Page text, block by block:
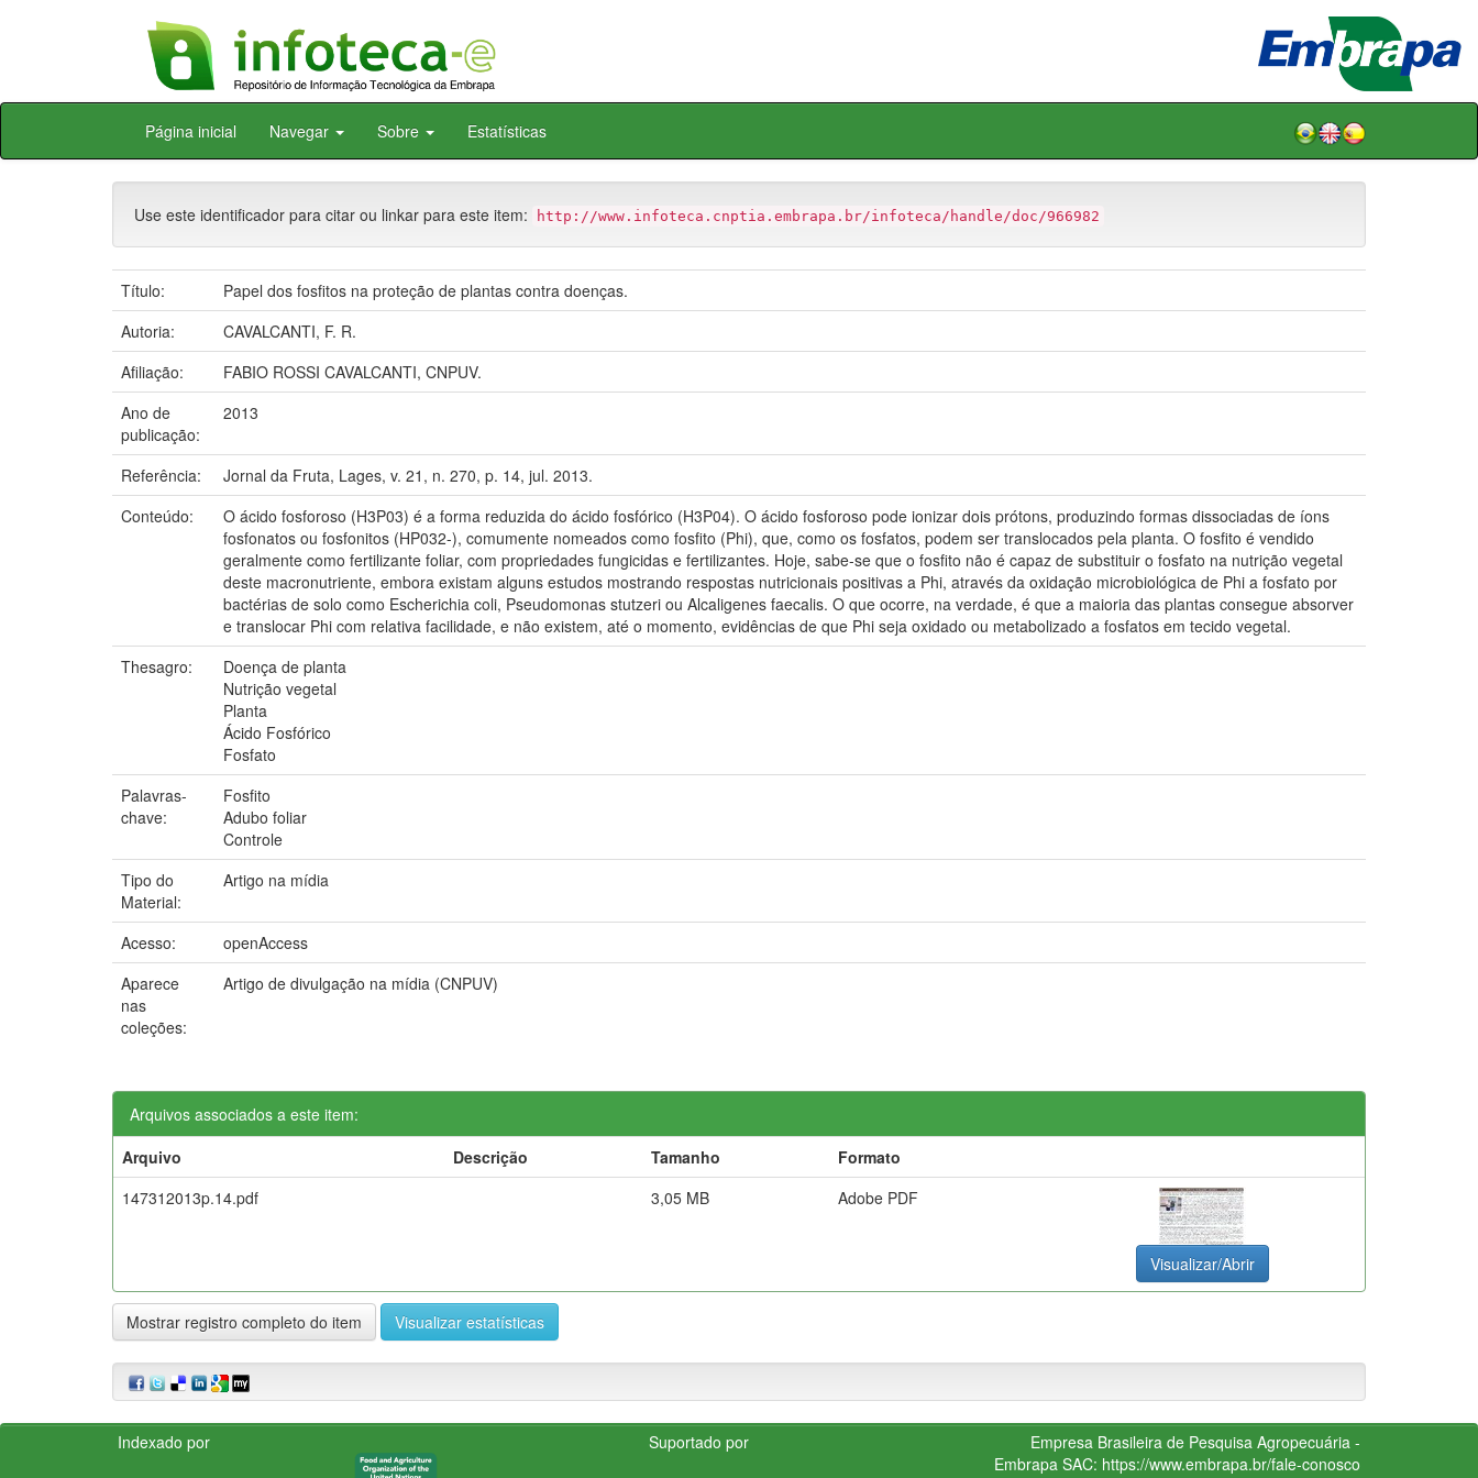
Skip
Página inicial Navegar Sobre Estatísticas
Use este identificador para citar ou linkar para este item: http://www.infoteca.cnptia.embrapa.br/infoteca/handle/doc/966982
Título:
Papel dos fosfitos na proteção de plantas contra doenças.
Autoria:
CAVALCANTI, F. R.
Afiliação:
FABIO ROSSI CAVALCANTI, CNPUV.
Ano de
publicação:
2013
Referência:
Jornal da Fruta, Lages, v. 21, n. 270, p. 14, jul. 2013.
Conteúdo:
O ácido fosforoso (H3P03) é a forma reduzida do ácido fosfórico (H3P04). O ácido fosforoso pode ionizar dois prótons, produzindo formas dissociadas de íons
fosfonatos ou fosfonitos (HP032-), comumente nomeados como fosfito (Phi), que, como os fosfatos, podem ser translocados pela planta. O fosfito é vendido
geralmente como fertilizante foliar, com propriedades fungicidas e fertilizantes. Hoje, sabe-se que o fosfito não é capaz de substituir o fosfato na nutrição vegetal
deste macronutriente, embora existam alguns estudos mostrando respostas nutricionais positivas a Phi, através da oxidação microbiológica de Phi a fosfato por
bactérias de solo como Escherichia coli, Pseudomonas stutzeri ou Alcaligenes faecalis. O que ocorre, na verdade, é que a maioria das plantas consegue absorver
e translocar Phi com relativa facilidade, e não existem, até o momento, evidências de que Phi seja oxidado ou metabolizado a fosfatos em tecido vegetal.
Thesagro:
Doença de planta
Nutrição vegetal
Planta
Ácido Fosfórico
Fosfato
Palavras-
chave:
Fosfito
Adubo foliar
Controle
Tipo do
Material:
Artigo na mídia
Acesso:
openAccess
Aparece
nas
coleções:
Artigo de divulgação na mídia (CNPUV)
Arquivos associados a este item:
Arquivo
Descrição Tamanho
Formato
147312013p.14.pdf
3,05 MB Adobe PDF
Visualizar/Abrir
Mostrar registro completo do item Visualizar estatísticas
Indexado por Suportado por
Empresa Brasileira de Pesquisa Agropecuária -
Embrapa SAC: https://www.embrapa.br/fale-conosco